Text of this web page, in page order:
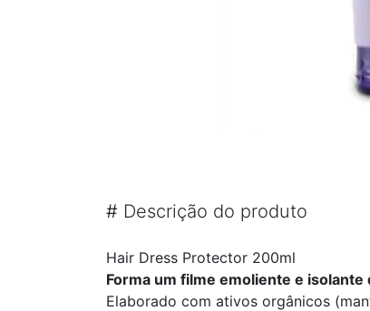
# Descrição do produto
Hair Dress Protector 200ml
Forma um filme emoliente e
Elaborado com ativos orgânicos